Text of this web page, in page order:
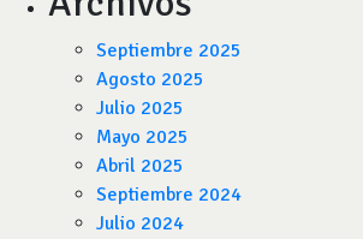
Septiembre 2025
Agosto 2025
Julio 2025
Mayo 2025
Abril 2025
Septiembre 2024
Julio 2024